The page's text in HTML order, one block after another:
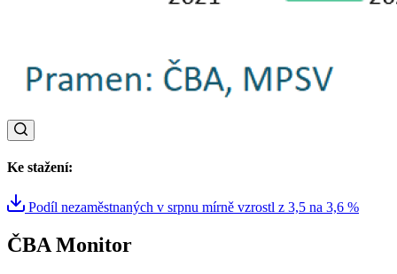
Ke stažení:
Podíl nezaměstnaných v srpnu mírně vzrostl z 3,5 na 3,6 %
ČBA Monitor